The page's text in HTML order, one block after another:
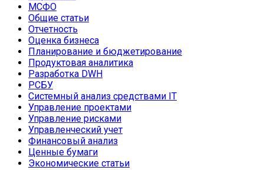
МСФО
Общие статьи
Отчетность
Оценка бизнеса
Планирование и бюджетирование
Продуктовая аналитика
Разработка DWH
РСБУ
Системный анализ средствами IT
Управление проектами
Управление рисками
Управленческий учет
Финансовый анализ
Ценные бумаги
Экономические статьи